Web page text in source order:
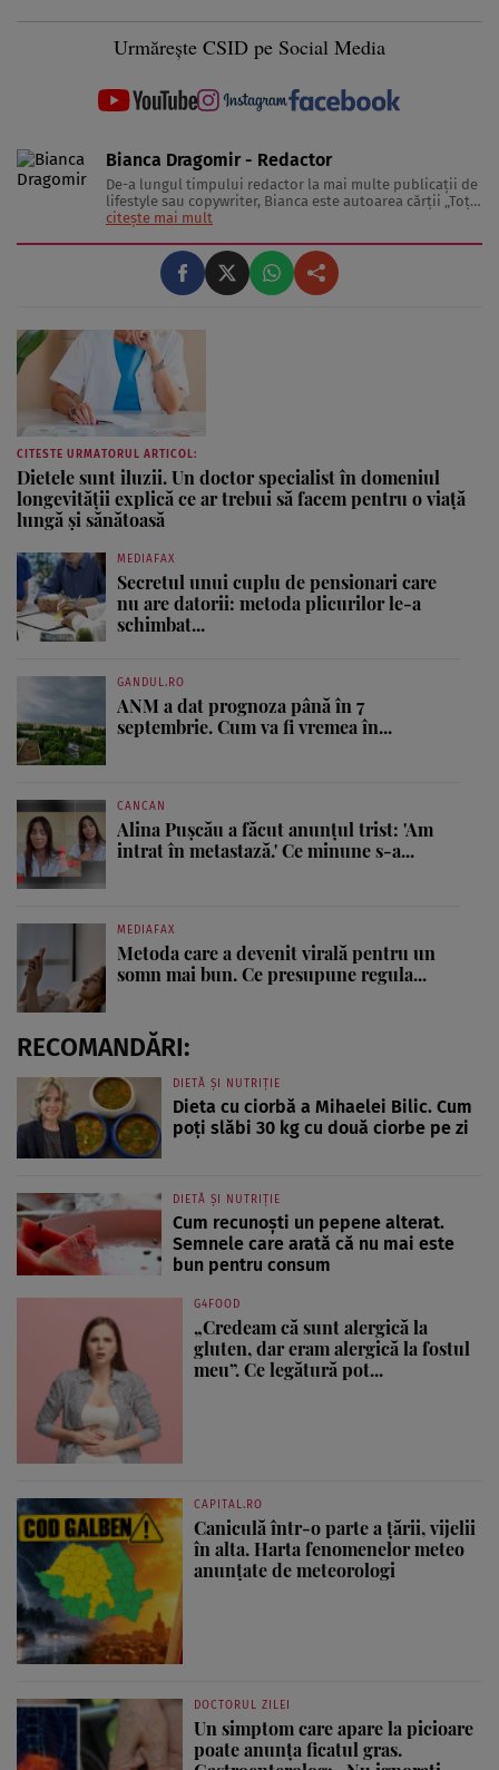
Urmărește CSID pe Social Media
Bianca Dragomir - Redactor
De-a lungul timpului redactor la mai multe publicații de
lifestyle sau copywriter, Bianca este autoarea cărții „Toți
câinii aleargă după fluturi” și, de curând, studentă în
schițează poeme, alteori visează cum, într-o zi, va ...
citește mai mult
CITESTE URMATORUL ARTICOL:
Dietele sunt iluzii. Un doctor specialist în domeniul
longevității explică ce ar trebui să facem pentru o viață
lungă și sănătoasă
MEDIAFAX
Secretul unui cuplu de pensionari care
nu are datorii: metoda plicurilor le-a
schimbat...
GANDUL.RO
ANM a dat prognoza până în 7
septembrie. Cum va fi vremea în...
CANCAN
Alina Pușcău a făcut anunțul trist: 'Am
intrat în metastază.' Ce minune s-a...
MEDIAFAX
Metoda care a devenit virală pentru un
somn mai bun. Ce presupune regula...
RECOMANDĂRI:
DIETĂ ȘI NUTRIȚIE
Dieta cu ciorbă a Mihaelei Bilic. Cum
poți slăbi 30 kg cu două ciorbe pe zi
DIETĂ ȘI NUTRIȚIE
Cum recunoști un pepene alterat.
Semnele care arată că nu mai este
bun pentru consum
G4FOOD
„Credeam că sunt alergică la
gluten, dar eram alergică la fostul
meu”. Ce legătură pot...
CAPITAL.RO
Caniculă într-o parte a țării, vijelii
în alta. Harta fenomenelor meteo
anunțate de meteorologi
DOCTORUL ZILEI
Un simptom care apare la picioare
poate anunța ficatul gras.